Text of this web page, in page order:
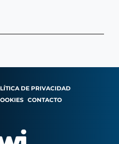
DE PRIVACIDAD
CONTACTO